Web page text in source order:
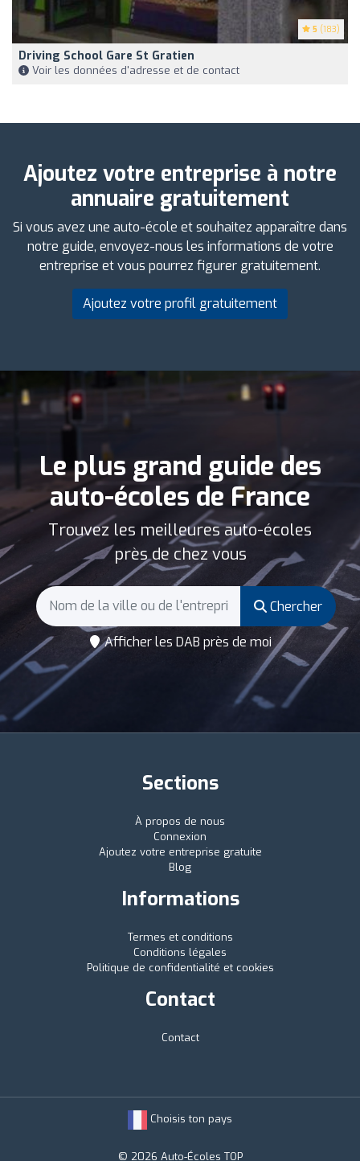
5 (183)
Driving School Gare St Gratien
Voir les données d'adresse et de contact
Ajoutez votre entreprise à notre
annuaire gratuitement
Si vous avez une auto-école et souhaitez apparaître dans
notre guide, envoyez-nous les informations de votre
entreprise et vous pourrez figurer gratuitement.
Ajoutez votre profil gratuitement
Le plus grand guide des
auto-écoles de France
Trouvez les meilleures auto-écoles
près de chez vous
Chercher
Afficher les DAB près de moi
Sections
À propos de nous
Connexion
Ajoutez votre entreprise gratuite
Blog
Informations
Termes et conditions
Conditions légales
Politique de confidentialité et cookies
Contact
Contact
Choisis ton pays
© 2026 Auto-Écoles TOP